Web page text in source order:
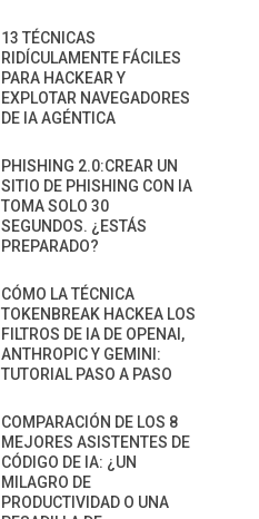
13 TÉCNICAS
RIDÍCULAMENTE FÁCILES
PARA HACKEAR Y
EXPLOTAR NAVEGADORES
DE IA AGÉNTICA
PHISHING 2.0:CREAR UN
SITIO DE PHISHING CON IA
TOMA SOLO 30
SEGUNDOS. ¿ESTÁS
PREPARADO?
CÓMO LA TÉCNICA
TOKENBREAK HACKEA LOS
FILTROS DE IA DE OPENAI,
ANTHROPIC Y GEMINI:
TUTORIAL PASO A PASO
COMPARACIÓN DE LOS 8
MEJORES ASISTENTES DE
CÓDIGO DE IA: ¿UN
MILAGRO DE
PRODUCTIVIDAD O UNA